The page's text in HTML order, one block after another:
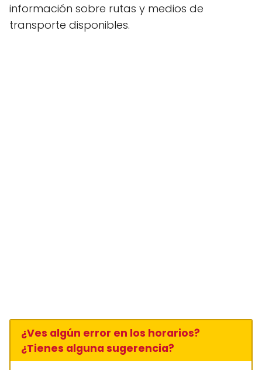
información sobre rutas y medios de
transporte disponibles.
¿Ves algún error en los horarios?
¿Tienes alguna sugerencia?